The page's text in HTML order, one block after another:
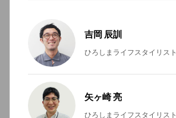
吉岡 辰訓
ひろしまライフスタイリスト
矢ヶ崎 亮
ひろしまライフスタイリスト